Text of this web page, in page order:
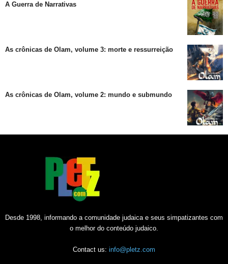
A Guerra de Narrativas
As crônicas de Olam, volume 3: morte e ressurreição
As crônicas de Olam, volume 2: mundo e submundo
Desde 1998, informando a comunidade judaica e seus simpatizantes com
o melhor do conteúdo judaico.
Contact us: info@pletz.com